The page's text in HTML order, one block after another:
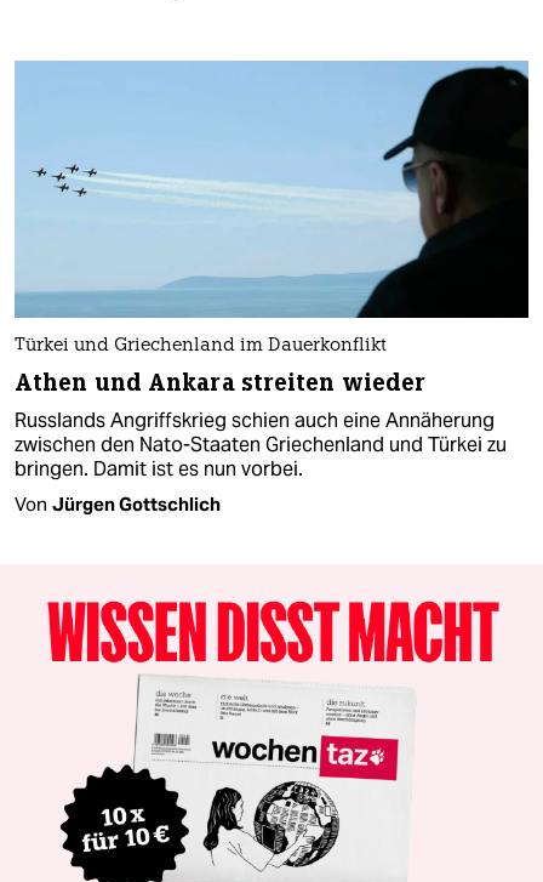
Türkei und Griechenland im Dauerkonflikt
Athen und Ankara streiten wieder
Russlands Angriffskrieg schien auch eine Annäherung
zwischen den Nato-Staaten Griechenland und Türkei zu
bringen. Damit ist es nun vorbei.
Von Jürgen Gottschlich